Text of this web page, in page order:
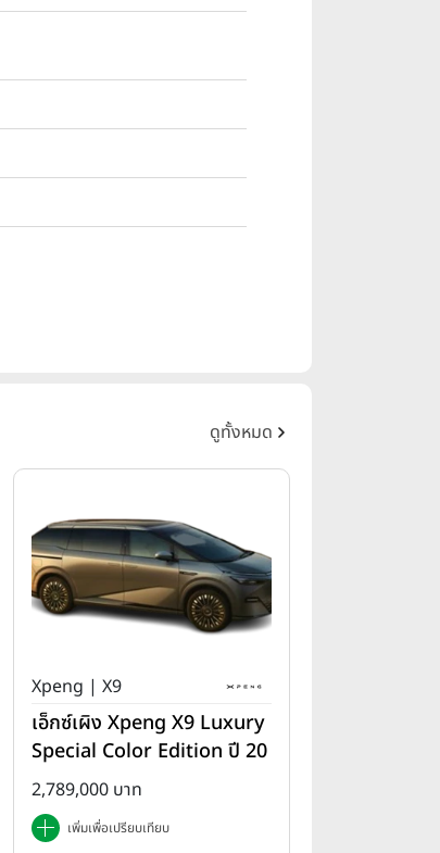
ดูทั้งหมด
Xpeng | X9
เอ็กซ์เผิง Xpeng X9 Luxury
Special Color Edition ปี 20
25
2,789,000 บาท
เพิ่มเพื่อเปรียบเทียบ